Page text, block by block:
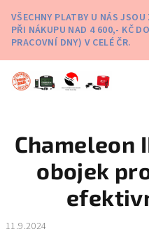
obsah
VŠECHNY PLATBY U NÁS
PŘI NÁKUPU NAD 4 600,- KČ
PRACOVNÍ DNY) V CELÉ ČR.
Chameleon
obojek
11.9.2024